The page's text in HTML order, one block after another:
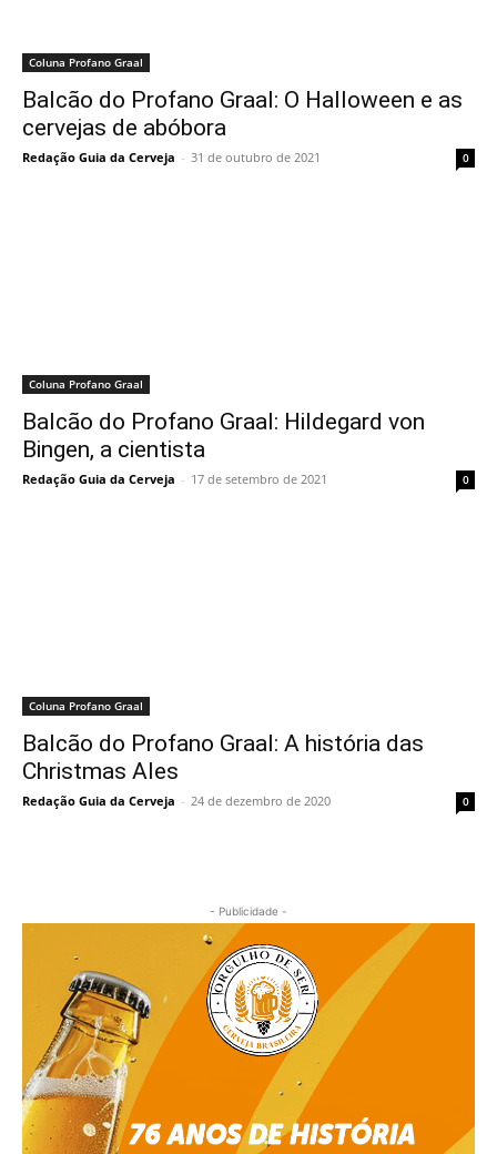
Coluna Profano Graal
Balcão do Profano Graal: O Halloween e as
cervejas de abóbora
Redação Guia da Cerveja - 31 de outubro de 2021 0
Coluna Profano Graal
Balcão do Profano Graal: Hildegard von
Bingen, a cientista
Redação Guia da Cerveja - 17 de setembro de 2021 0
Coluna Profano Graal
Balcão do Profano Graal: A história das
Christmas Ales
Redação Guia da Cerveja - 24 de dezembro de 2020 0
- Publicidade -